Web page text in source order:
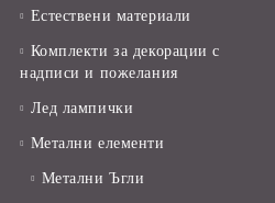
Естествени материали
Комплекти за декорации с
надписи и пожелания
Лед лампички
Метални елементи
Метални Ъгли